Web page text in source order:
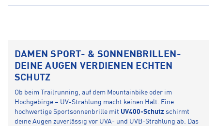
DAMEN SPORT- & SONNENBRILLEN-
DEINE AUGEN VERDIENEN ECHTEN
SCHUTZ
Ob beim Trailrunning, auf dem Mountainbike oder im
Hochgebirge – UV-Strahlung macht keinen Halt. Eine
hochwertige Sportsonnenbrille mit UV400-Schutz schirmt
deine Augen zuverlässig vor UVA- und UVB-Strahlung ab. Das